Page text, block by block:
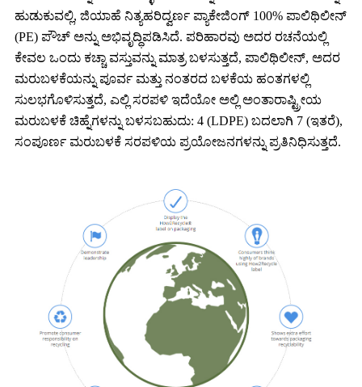
ಹುಡುಕುವಲ್ಲಿ, ಜಿಯಾಹೆ ನಿತ್ಯಹರಿದ್ವರ್ಣ ಪ್ಯಾಕೇಜಿಂಗ್ 100% ಪಾಲಿಥಿಲೀನ್
(PE) ಪೌಚ್ ಅನ್ನು ಅಭಿವೃದ್ಧಿಪಡಿಸಿದೆ. ಪರಿಹಾರವು ಅದರ ರಚನೆಯಲ್ಲಿ
ಕೇವಲ ಒಂದು ಕಚ್ಚಾ ವಸ್ತುವನ್ನು ಮಾತ್ರ ಬಳಸುತ್ತದೆ, ಪಾಲಿಥಿಲೀನ್, ಅದರ
ಮರುಬಳಕೆಯನ್ನು ಪೂರ್ವ ಮತ್ತು ನಂತರದ ಬಳಕೆಯ ಹಂತಗಳಲ್ಲಿ
ಸುಲಭಗೊಳಿಸುತ್ತದೆ, ಎಲ್ಲಿ ಸರಪಳಿ ಇದೆಯೋ ಅಲ್ಲಿ ಅಂತಾರಾಷ್ಟ್ರೀಯ
ಮರುಬಳಕೆ ಚಿಹ್ನೆಗಳನ್ನು ಬಳಸಬಹುದು: 4 (LDPE) ಬದಲಾಗಿ 7 (ಇತರೆ),
ಸಂಪೂರ್ಣ ಮರುಬಳಕೆ ಸರಪಳಿಯ ಪ್ರಯೋಜನಗಳನ್ನು ಪ್ರತಿನಿಧಿಸುತ್ತದೆ.